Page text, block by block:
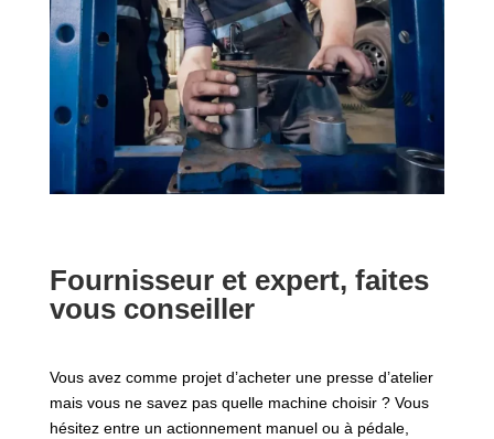
Fournisseur et expert, faites
vous conseiller
Vous avez comme projet d’acheter une presse d’atelier
mais vous ne savez pas quelle machine choisir ? Vous
hésitez entre un actionnement manuel ou à pédale,